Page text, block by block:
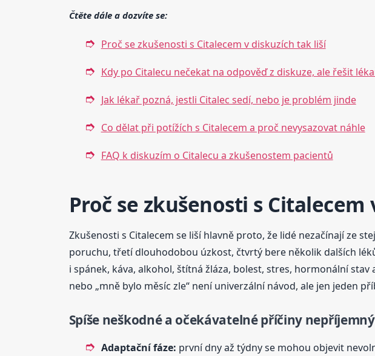
Čtěte dále a dozvíte se:
Proč se zkušenosti s Citalecem v diskuzích tak liší
Kdy po Citalecu nečekat na odpověď z diskuze, ale řešit
Jak lékař pozná, jestli Citalec sedí, nebo je problém jinde
Co dělat při potížích s Citalecem a proč nevysazovat náhle
FAQ k diskuzím o Citalecu a zkušenostem pacientů
Proč se zkušenosti s
Zkušenosti s Citalecem se liší hlavně proto, že lidé nezačínají ze
poruchu, třetí dlouhodobou úzkost, čtvrtý bere několik dalších
i spánek, káva, alkohol, štítná žláza, bolest, stres, hormonální
nebo „mně bylo měsíc zle“ není univerzální návod, ale jen jeden
Spíše neškodné a očekávatelné příčiny
Adaptační fáze: první dny až týdny se mohou objevit